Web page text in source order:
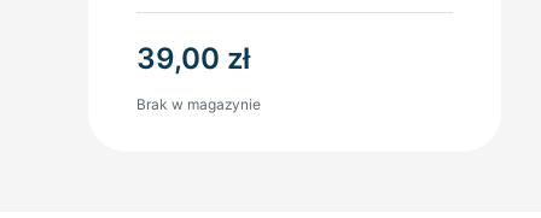
39,00 zł
Brak w magazynie